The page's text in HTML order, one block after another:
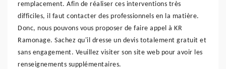
remplacement. Afin de réaliser ces interventions très
difficiles, il faut contacter des professionnels en la matière.
Donc, nous pouvons vous proposer de faire appel à KR
Ramonage. Sachez qu'il dresse un devis totalement gratuit et
sans engagement. Veuillez visiter son site web pour avoir les
renseignements supplémentaires.